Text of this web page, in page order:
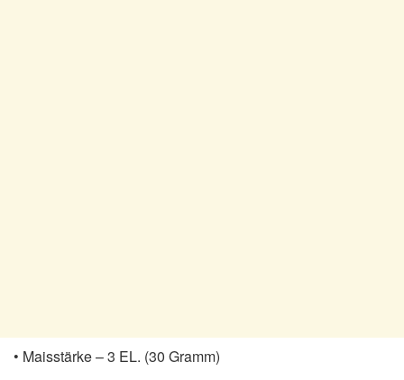
• Maisstärke – 3 EL. (30 Gramm)